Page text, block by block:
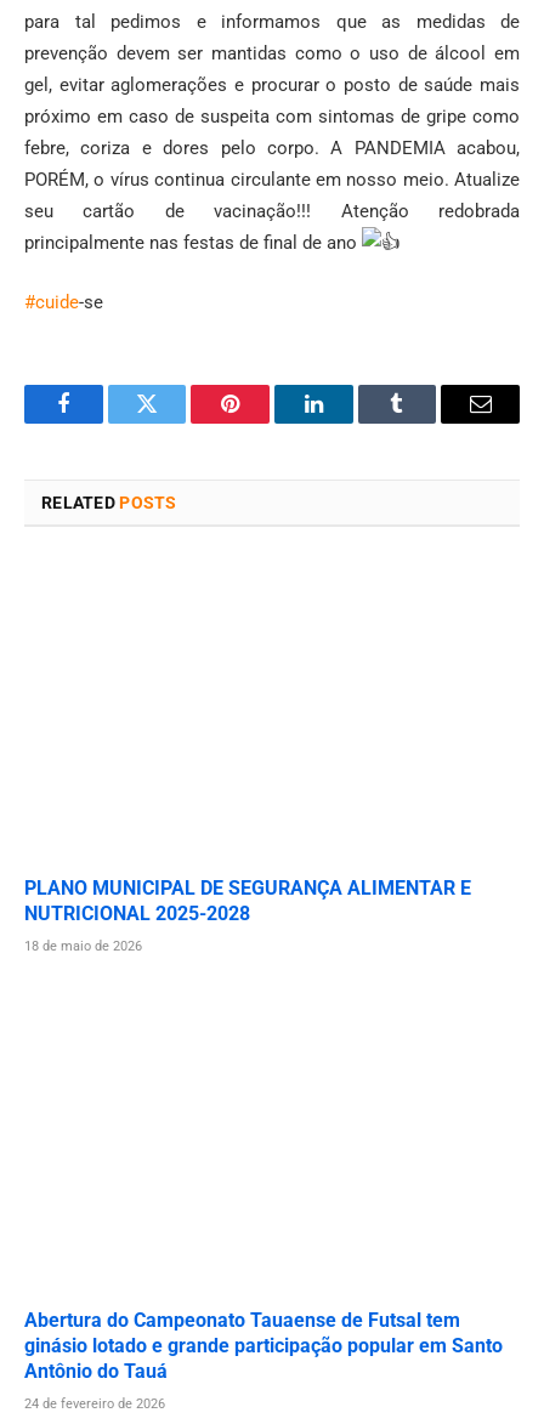
para tal pedimos e informamos que as medidas de
prevenção devem ser mantidas como o uso de álcool em
gel, evitar aglomerações e procurar o posto de saúde mais
próximo em caso de suspeita com sintomas de gripe como
febre, coriza e dores pelo corpo. A PANDEMIA acabou,
PORÉM, o vírus continua circulante em nosso meio. Atualize
seu cartão de vacinação!!! Atenção redobrada
principalmente nas festas de final de ano
#cuide-se
FacebookTwitter Pinterest LinkedInTumblr Email
RELATEDPOSTS
PLANO MUNICIPAL DE SEGURANÇA ALIMENTAR E
NUTRICIONAL 2025-2028
18 de maio de 2026
Abertura do Campeonato Tauaense de Futsal tem
ginásio lotado e grande participação popular em Santo
Antônio do Tauá
24 de fevereiro de 2026